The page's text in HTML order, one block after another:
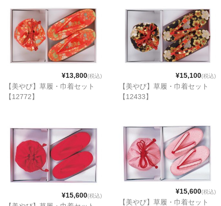
¥13,800(税込)
【美やび】草履・巾着セット
【12772】
¥15,100(税込)
【美やび】草履・巾着セット
【12433】
¥15,600(税込)
¥15,600(税込)
【美やび】草履・巾着セット